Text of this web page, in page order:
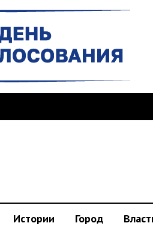
Истории Город